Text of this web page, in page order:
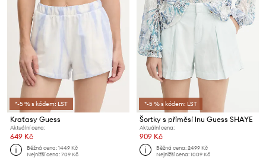
*-5 % s kódem: LST
Kraťasy Guess
Aktuální cena:
649 Kč
Běžná cena:1449 Kč
Nejnižší cena:709 Kč
*-5 % s kódem: LST
Šortky s příměsí lnu Guess SHAYE
Aktuální cena:
909 Kč
Běžná cena:2499 Kč
Nejnižší cena:1009 Kč